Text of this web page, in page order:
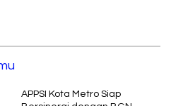
APPSI Kota Metro Siap